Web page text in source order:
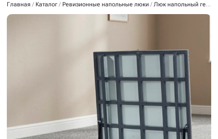
Главная Каталог Ревизионные напольные люки Люк напольный герметичный СТАНДАРТ-М 1100*1000